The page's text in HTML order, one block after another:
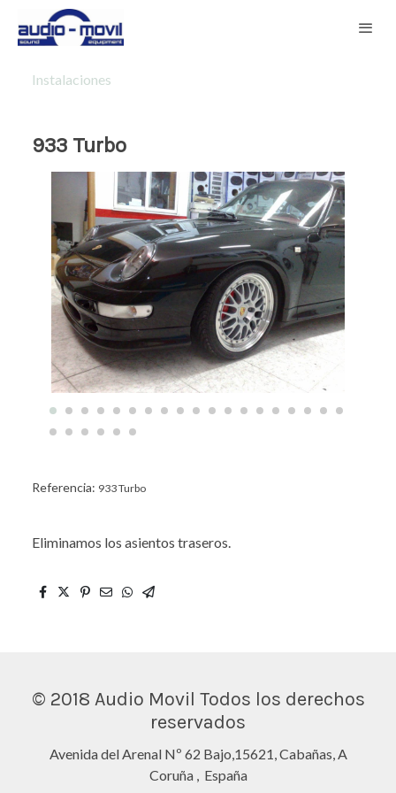
Instalaciones
933 Turbo
Referencia: 933 Turbo
Eliminamos los asientos traseros.
© 2018 Audio Movil Todos los derechos
reservados
Avenida del Arenal Nº 62 Bajo,15621, Cabañas, A
Coruña , España